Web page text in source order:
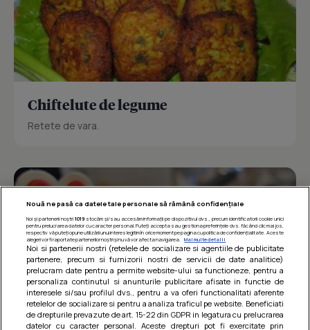
Chiftelute de legume
Retete de vara.
Nouă ne pasă ca datele tale personale să rămână confidențiale
Noi și partenerii noștri 1019stocăm și/sau accesăm informații pe dispozitivul dvs., precum identificatorii cookie unici
pentru prelucrarea datelor cu caracter personal. Puteți accepta sau gestiona preferințele dvs. făcând clic mai jos,
respectiv vă puteți opune utilizării unui interes legitim în orice moment pe pagina cu politica de confidențialitate. Aceste
alegeri vor fi raportate partenerilor noștri și nu vă vor afecta navigarea.
Mai multe detalii
Noi si partenerii nostri (retelele de socializare si agentiile de publicitate
partenere, precum si furnizorii nostri de servicii de date analitice)
prelucram date pentru a permite website-ului sa functioneze, pentru a
personaliza continutul si anunturile publicitare afisate in functie de
interesele si/sau profilul dvs., pentru a va oferi functionalitati aferente
retelelor de socializare si pentru a analiza traficul pe website. Beneficiati
de drepturile prevazute de art. 15-22 din GDPR in legatura cu prelucrarea
datelor cu caracter personal. Aceste drepturi pot fi exercitate prin